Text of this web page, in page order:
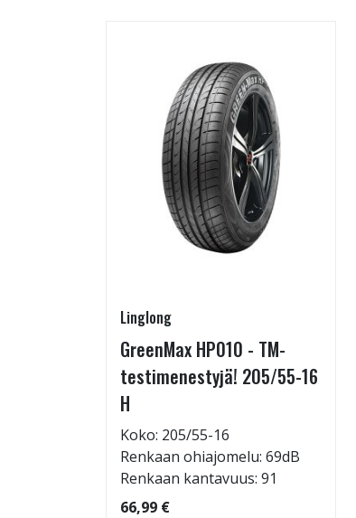
Linglong
GreenMax HP010 - TM-
testimenestyjä! 205/55-16
H
Koko: 205/55-16
Renkaan ohiajomelu: 69dB
Renkaan kantavuus: 91
66,99 €